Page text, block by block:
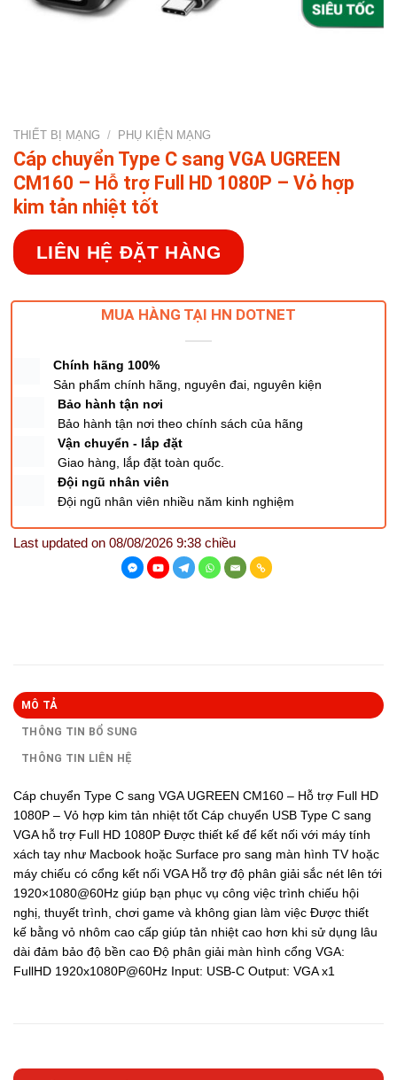
THIẾT BỊ MẠNG / PHỤ KIỆN MẠNG
Cáp chuyển Type C sang VGA UGREEN
CM160 – Hỗ trợ Full HD 1080P – Vỏ hợp
kim tản nhiệt tốt
LIÊN HỆ ĐẶT HÀNG
MUA HÀNG TẠI HN DOTNET
Chính hãng 100%
Sản phẩm chính hãng, nguyên đai, nguyên kiện
Bảo hành tận nơi
Bảo hành tận nơi theo chính sách của hãng
Vận chuyển - lắp đặt
Giao hàng, lắp đặt toàn quốc.
Đội ngũ nhân viên
Đội ngũ nhân viên nhiều năm kinh nghiệm
Last updated on 08/08/2026 9:38 chiều
MÔ TẢ
THÔNG TIN BỔ SUNG
THÔNG TIN LIÊN HỆ
Cáp chuyển Type C sang VGA UGREEN CM160 – Hỗ trợ Full HD
1080P – Vỏ hợp kim tản nhiệt tốt Cáp chuyển USB Type C sang
VGA hỗ trợ Full HD 1080P Được thiết kế để kết nối với máy tính
xách tay như Macbook hoặc Surface pro sang màn hình TV hoặc
máy chiếu có cổng kết nối VGA Hỗ trợ độ phân giải sắc nét lên tới
1920×1080@60Hz giúp bạn phục vụ công việc trình chiếu hội
nghị, thuyết trình, chơi game và không gian làm việc Được thiết
kế bằng vỏ nhôm cao cấp giúp tản nhiệt cao hơn khi sử dụng lâu
dài đảm bảo độ bền cao Độ phân giải màn hình cổng VGA:
FullHD 1920x1080P@60Hz Input: USB-C Output: VGA x1